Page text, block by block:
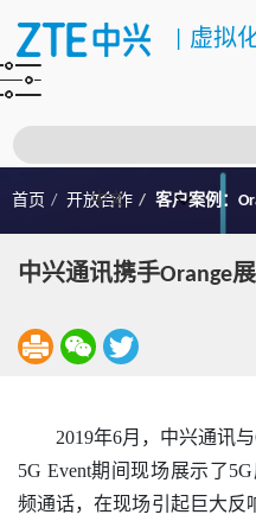
虚拟
首页 开放合作 客户案例：
中兴通讯携手Orange
2019年6月，中兴通讯
5G Event期间现场展示了
频通话，在现场引起巨大反